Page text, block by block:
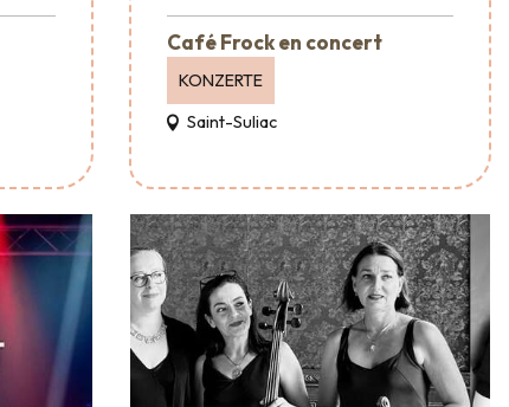
Café Frock en concert
KONZERTE
Saint-Suliac